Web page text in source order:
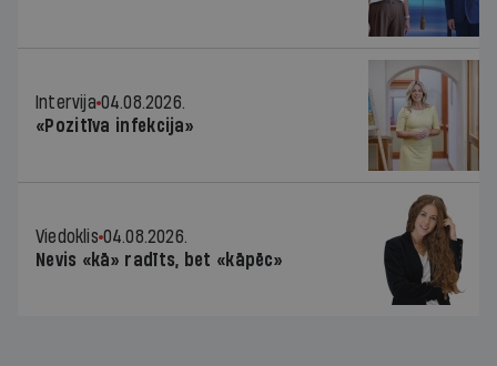
Intervija 04.08.2026.
«Pozitīva infekcija»
Viedoklis 04.08.2026.
Nevis «kā» radīts, bet «kāpēc»